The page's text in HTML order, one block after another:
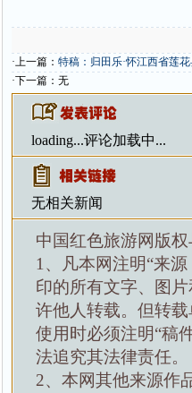
·上一篇： 特稿：归田乐·怀江西省莲
·下一篇：无
loading...评论加载中...
无相关新闻
中国红色旅游网版权
1、凡本网注明“来
印的所有文字、图
许他人转载。但转
使用时必须注明“稿
法追究其法律责任。
2、本网其他来源作